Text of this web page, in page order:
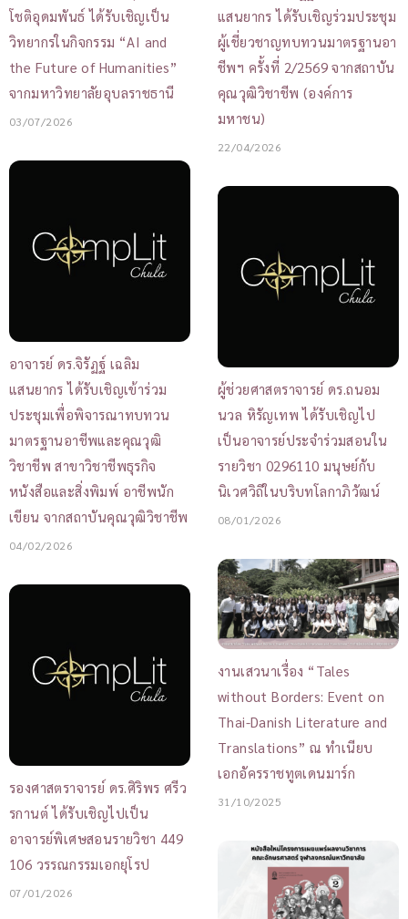
โชติอุดมพันธ์ ได้รับเชิญเป็น
วิทยากรในกิจกรรม “AI and
the Future of Humanities”
จากมหาวิทยาลัยอุบลราชธานี
03/07/2026
แสนยากร ได้รับเชิญร่วมประชุม
ผู้เชี่ยวชาญทบทวนมาตรฐานอา
ชีพฯ ครั้งที่ 2/2569 จากสถาบัน
คุณวุฒิวิชาชีพ (องค์การ
มหาชน)
22/04/2026
อาจารย์ ดร.จิรัฏฐ์ เฉลิม
แสนยากร ได้รับเชิญเข้าร่วม
ประชุมเพื่อพิจารณาทบทวน
มาตรฐานอาชีพและคุณวุฒิ
วิชาชีพ สาขาวิชาชีพธุรกิจ
หนังสือและสิ่งพิมพ์ อาชีพนัก
เขียน จากสถาบันคุณวุฒิวิชาชีพ
04/02/2026
ผู้ช่วยศาสตราจารย์ ดร.ถนอม
นวล หิรัญเทพ ได้รับเชิญไป
เป็นอาจารย์ประจำร่วมสอนใน
รายวิชา 0296110 มนุษย์กับ
นิเวศวิถีในบริบทโลกาภิวัฒน์
08/01/2026
รองศาสตราจารย์ ดร.ศิริพร ศรีว
รกานต์ ได้รับเชิญไปเป็น
อาจารย์พิเศษสอนรายวิชา 449
106 วรรณกรรมเอกยุโรป
07/01/2026
งานเสวนาเรื่อง “Tales
without Borders: Event on
Thai-Danish Literature and
Translations” ณ ทำเนียบ
เอกอัครราชทูตเดนมาร์ก
31/10/2025